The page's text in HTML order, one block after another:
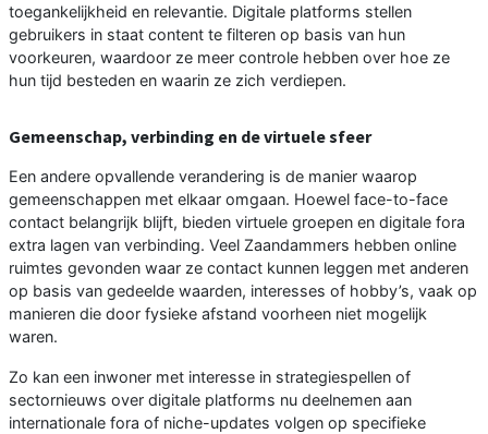
toegankelijkheid en relevantie. Digitale platforms stellen
gebruikers in staat content te filteren op basis van hun
voorkeuren, waardoor ze meer controle hebben over hoe ze
hun tijd besteden en waarin ze zich verdiepen.
Gemeenschap, verbinding en de virtuele sfeer
Een andere opvallende verandering is de manier waarop
gemeenschappen met elkaar omgaan. Hoewel face-to-face
contact belangrijk blijft, bieden virtuele groepen en digitale fora
extra lagen van verbinding. Veel Zaandammers hebben online
ruimtes gevonden waar ze contact kunnen leggen met anderen
op basis van gedeelde waarden, interesses of hobby’s, vaak op
manieren die door fysieke afstand voorheen niet mogelijk
waren.
Zo kan een inwoner met interesse in strategiespellen of
sectornieuws over digitale platforms nu deelnemen aan
internationale fora of niche-updates volgen op specifieke